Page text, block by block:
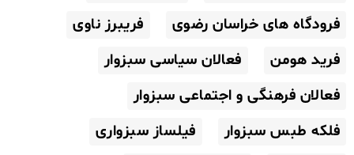
فرودگاه های خراسان رضوی
فریبرز ناوی
فرید هومن
فعالان سیاسی سبزوار
فعالان فرهنگی و اجتماعی سبزوار
فلکه طبس سبزوار
فیلساز سبزواری